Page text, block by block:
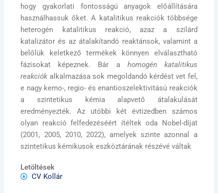
hogy gyakorlati fontosságú anyagok előállítására
használhassuk őket. A katalitikus reakciók többsége
heterogén katalitikus reakció, azaz a szilárd
katalizátor és az átalakítandó reaktánsok, valamint a
belőlük keletkező termékek könnyen elválasztható
fázisokat képeznek. Bár a homogén katalitikus
reakciókalkalmazása sok megoldandó kérdést vet fel,
e nagy kemo-, regio- és enantioszelektivitású reakciók
a szintetikus kémia alapvető átalakulását
eredményezték. Az utóbbi két évtizedben számos
olyan reakció felfedezéséért ítéltek oda Nobel-díjat
(2001, 2005, 2010, 2022), amelyek szinte azonnal a
szintetikus kémikusok eszköztárának részévé váltak
Letöltések
CV Kollár